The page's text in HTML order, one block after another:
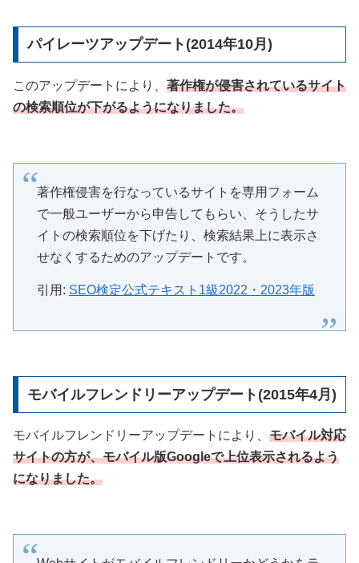
パイレーツアップデート(2014年10月)
このアップデートにより、 著作権が侵害されているサイト
の検索順位が下がるようになりました。
著作権侵害を行なっているサイトを専用フォーム
で一般ユーザーから申告してもらい、そうしたサ
イトの検索順位を下げたり、検索結果上に表示さ
せなくするためのアップデートです。
引用: SEO検定公式テキスト1級2022・2023年版
モバイルフレンドリーアップデート(2015年4月)
モバイルフレンドリーアップデートにより、 モバイル対応
サイトの方が、モバイル版Googleで上位表示されるよう
になりました。